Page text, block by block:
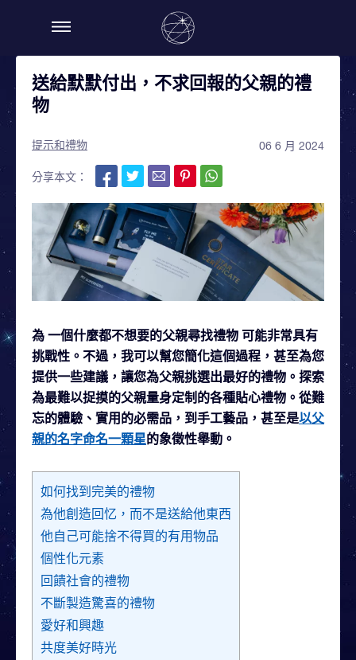
送給默默付出，不求回報的父親的禮
物
提示和禮物 06 6 月 2024
分享本文：
為 一個什麼都不想要的父親尋找禮物 可能非常具有
挑戰性。不過，我可以幫您簡化這個過程，甚至為您
提供一些建議，讓您為父親挑選出最好的禮物。探索
為最難以捉摸的父親量身定制的各種貼心禮物。從難
忘的體驗、實用的必需品，到手工藝品，甚至是以父
親的名字命名一顆星的象徵性舉動。
如何找到完美的禮物
為他創造回忆，而不是送給他東西
他自己可能捨不得買的有用物品
個性化元素
回饋社會的禮物
不斷製造驚喜的禮物
愛好和興趣
共度美好時光